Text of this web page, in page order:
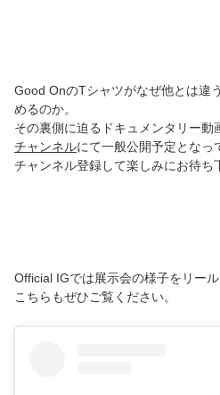
Good OnのTシャツがなぜ他とは違
めるのか。
その裏側に迫るドキュメンタリー動
チャンネルにて一般公開予定となっ
チャンネル登録して楽しみにお待ち
Official IGでは展示会の様子をリー
こちらもぜひご覧ください。